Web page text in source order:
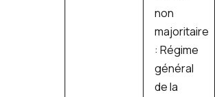
non
majoritaire
: Régime
général
de la